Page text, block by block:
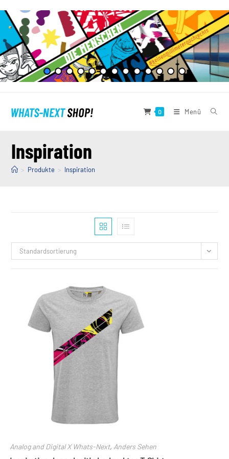
Inhalt
springen
0 Menü
Inspiration
> Produkte > Inspiration
Standardsortierung
Analog and Digital X Whats-Next, Anders Sehen